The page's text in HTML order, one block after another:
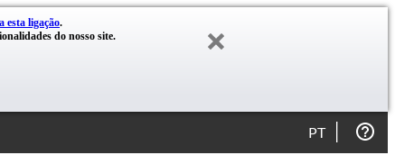
esta ligação.
do nosso site.
PT